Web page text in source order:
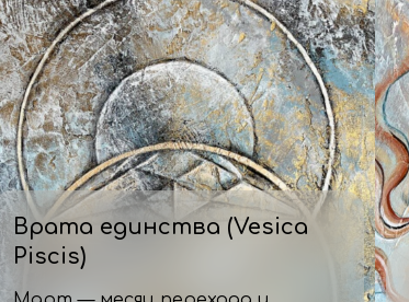
Врата единства (Vesica
Piscis)